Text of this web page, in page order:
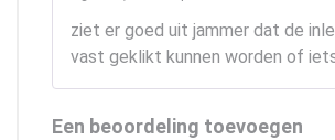
ziet er goed uit jammer dat de
vast geklikt kunnen worden of
Een beoordeling toevoegen